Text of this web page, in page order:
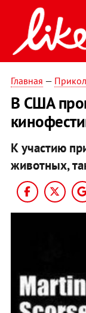
Главная —
В США
К участию
животных,